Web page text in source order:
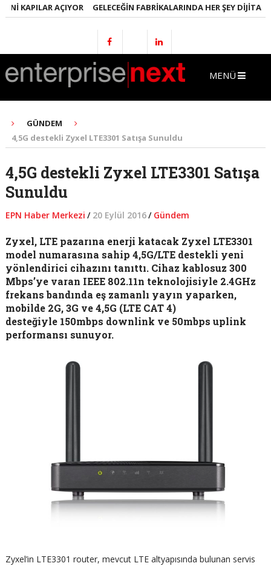
KAPILAR AÇIYOR GELECEĞIN FABRIKALARINDA HER ŞEY DIJITAL
MENÜ
GÜNDEM
4,5G destekli Zyxel LTE3301 Satışa Sunuldu
4,5G destekli Zyxel LTE3301 Satışa
Sunuldu
EPN Haber Merkezi / 20 Eylül 2016/ Gündem
Zyxel, LTE pazarına enerji katacak Zyxel LTE3301
model numarasına sahip 4,5G/LTE destekli yeni
yönlendirici cihazını tanıttı. Cihaz kablosuz 300
Mbps’ye varan IEEE 802.11n teknolojisiyle 2.4GHz
frekans bandında eş zamanlı yayın yaparken,
mobilde 2G, 3G ve 4,5G (LTE CAT 4)
desteğiyle 150mbps downlink ve 50mbps uplink
performansı sunuyor.
Zyxel’in LTE3301 router, mevcut LTE altyapısında bulunan servis